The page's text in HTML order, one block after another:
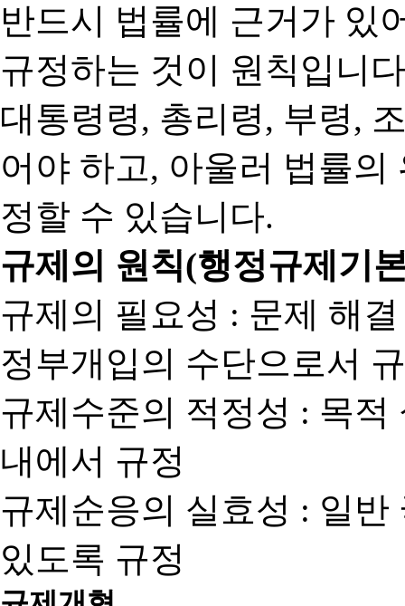
반드시 법률에 근거가 있
규정하는 것이 원칙입니
대통령령, 총리령, 부령,
어야 하고, 아울러 법률
정할 수 있습니다.
규제의 원칙(행정규제기
규제의 필요성 : 문제 해
정부개입의 수단으로서
규제수준의 적정성 : 목
내에서 규정
규제순응의 실효성 : 일
있도록 규정